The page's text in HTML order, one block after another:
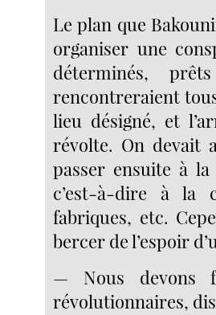
Le plan que
organiser une
déterminés,
rencontreraient
lieu désigné, et
révolte. On devait
passer ensuite à
c’est-à-dire à la
fabriques, etc.
bercer de l’espoir
— Nous devons
révolutionnaires,